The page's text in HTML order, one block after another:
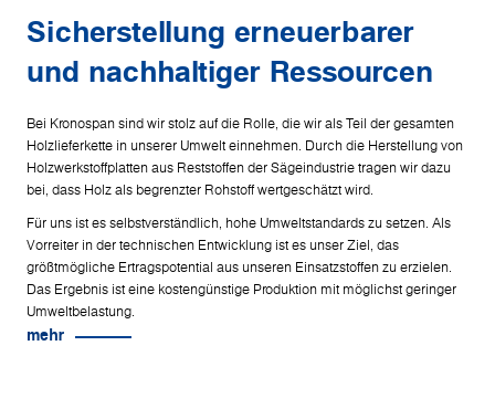
Sicherstellung erneuerbarer
und nachhaltiger Ressourcen
Bei Kronospan sind wir stolz auf die Rolle, die wir als Teil der gesamten
Holzlieferkette in unserer Umwelt einnehmen. Durch die Herstellung von
Holzwerkstoffplatten aus Reststoffen der Sägeindustrie tragen wir dazu
bei, dass Holz als begrenzter Rohstoff wertgeschätzt wird.
Für uns ist es selbstverständlich, hohe Umweltstandards zu setzen. Als
Vorreiter in der technischen Entwicklung ist es unser Ziel, das
größtmögliche Ertragspotential aus unseren Einsatzstoffen zu erzielen.
Das Ergebnis ist eine kostengünstige Produktion mit möglichst geringer
Umweltbelastung.
mehr